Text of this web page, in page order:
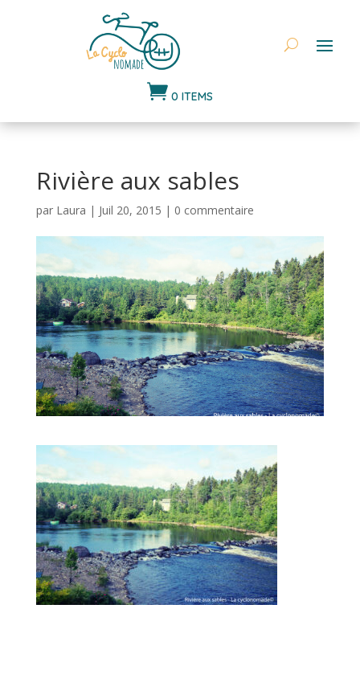
 0 ITEMS
Rivière aux sables
par Laura | Juil 20, 2015 | 0 commentaire